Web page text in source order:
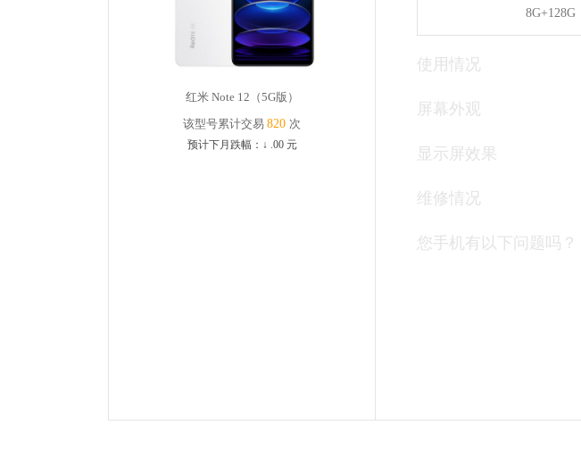
红米 Note 12（5G版）
该型号累计交易 820 次
预计下月跌幅： ↓ .00元
8G+128G
使用情况
屏幕外观
显示屏效果
维修情况
您手机有以下问题吗？